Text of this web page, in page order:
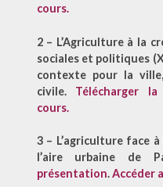
cours.
2 – L’Agriculture à la
sociales et politiques
contexte pour la
civile. Télécharger
cours.
3 – L’agriculture face
l’aire urbaine de
présentation.Accéder